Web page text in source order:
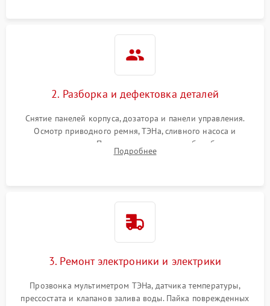
2. Разборка и дефектовка деталей
Снятие панелей корпуса, дозатора и панели управления.
Осмотр приводного ремня, ТЭНа, сливного насоса и
амортизаторов. Проверка подшипников барабана и
крестовины на износ, а манжеты люка на разрывы.
Подробнее
3. Ремонт электроники и электрики
Прозвонка мультиметром ТЭНа, датчика температуры,
прессостата и клапанов залива воды. Пайка поврежденных